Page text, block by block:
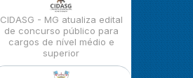
CIDASG - MG atualiza edital
de concurso público para
cargos de nível médio e
superior